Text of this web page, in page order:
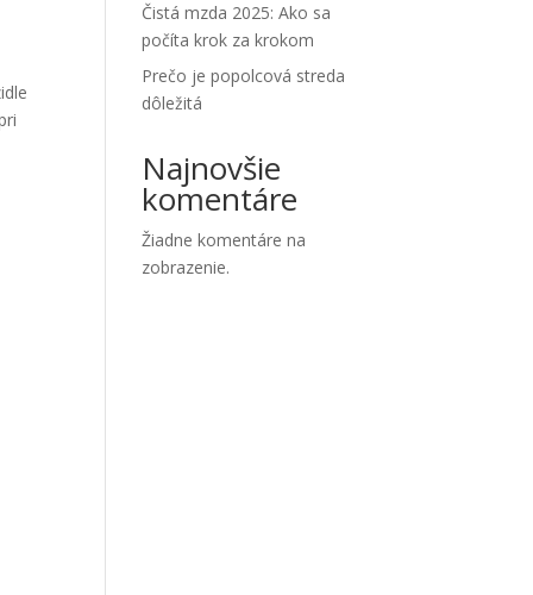
Čistá mzda 2025: Ako sa
počíta krok za krokom
Prečo je popolcová streda
dôležitá
Najnovšie
komentáre
Žiadne komentáre na
zobrazenie.